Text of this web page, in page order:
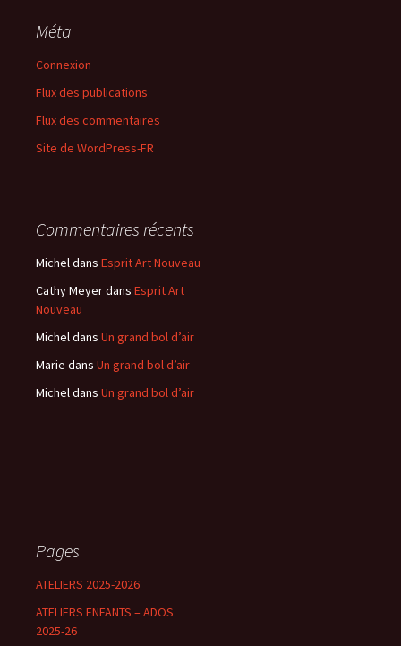
Méta
Connexion
Flux des publications
Flux des commentaires
Site de WordPress-FR
Commentaires récents
Micheldans Esprit Art Nouveau
Cathy Meyerdans Esprit Art
Nouveau
Micheldans Un grand bol d’air
Marie dans Un grand bol d’air
Micheldans Un grand bol d’air
Pages
ATELIERS 2025-2026
ATELIERS ENFANTS – ADOS
2025-26